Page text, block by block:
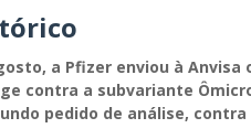
a Pfizer enviou à
contra a subvariante
pedido de análise, contra